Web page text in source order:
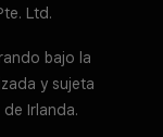
Ltd.
bajo la
y sujeta
Irlanda.